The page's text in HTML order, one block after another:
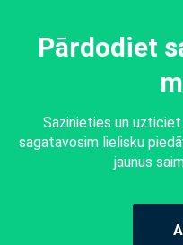
Pārdodiet
Sazinieties un uzticiet
sagatavosim lielisku
jaunus